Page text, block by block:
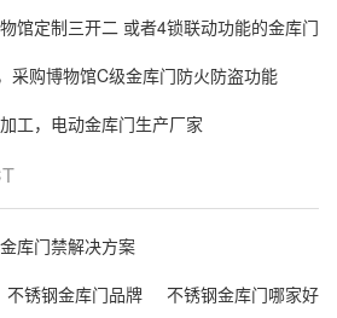
馆定制三开二 或者4锁联动功能的金库门
采购博物馆C级金库门防火防盗功能
工，电动金库门生产厂家
库门禁解决方案
不锈钢金库门品牌
不锈钢金库门哪家好